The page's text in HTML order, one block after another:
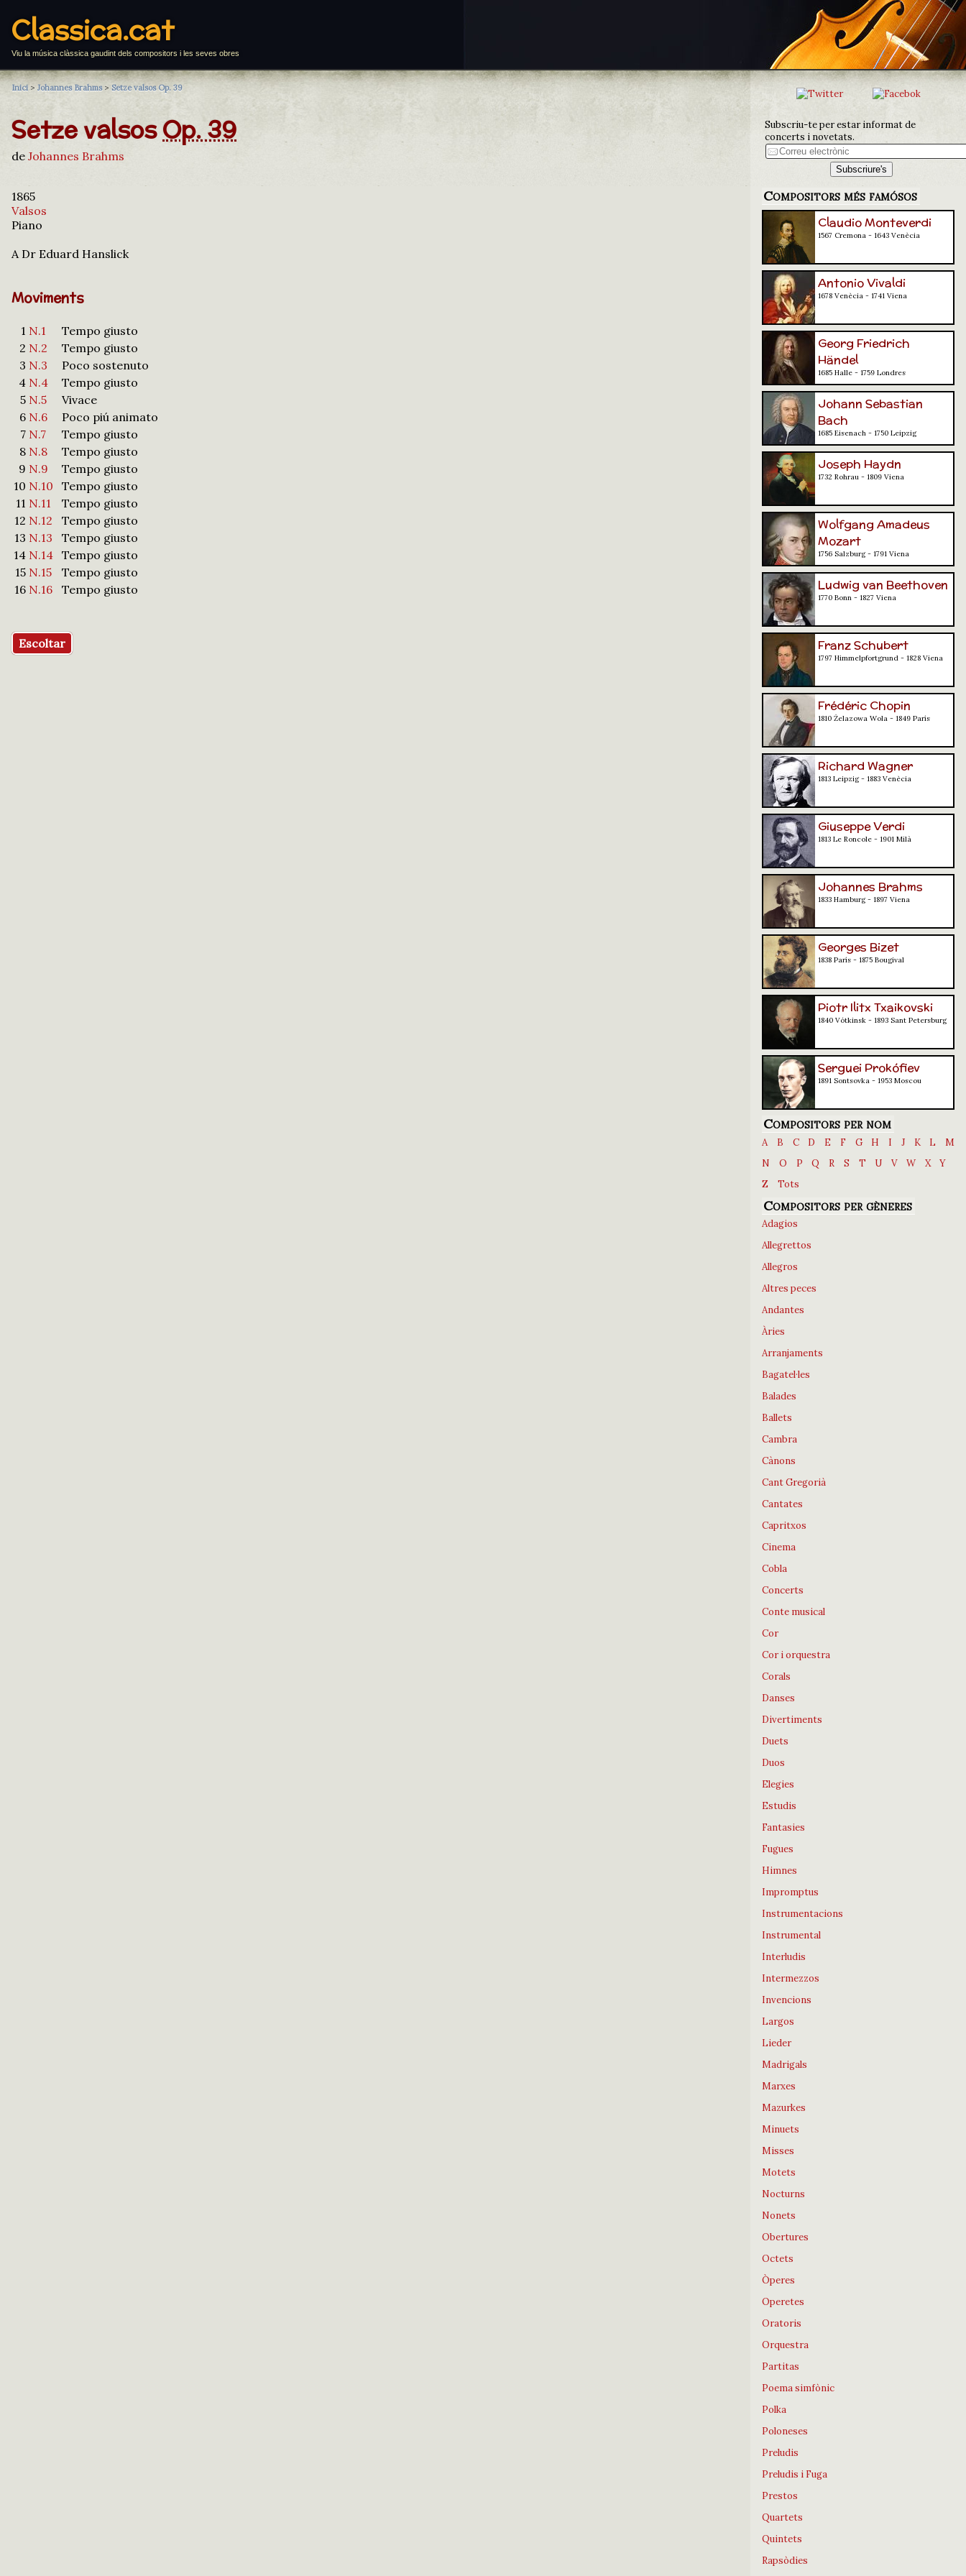
Classica.cat
Viu la música clàssica gaudint dels compositors i les seves obres
Inici> Johannes Brahms> Setze valsos Op. 39
Setze valsosOp. 39
de Johannes Brahms
1865
Valsos
Piano
A Dr Eduard Hanslick
Moviments
1 N.1
Tempo giusto
2 N.2
Tempo giusto
3 N.3
Poco sostenuto
4 N.4
Tempo giusto
5 N.5
Vivace
6 N.6
Poco piú animato
7 N.7
Tempo giusto
8 N.8
Tempo giusto
9 N.9
Tempo giusto
10 N.10
Tempo giusto
11 N.11
Tempo giusto
12 N.12
Tempo giusto
13 N.13
Tempo giusto
14 N.14 Tempo giusto
15 N.15
Tempo giusto
16 N.16 Tempo giusto
Escoltar
Subscriu-te per estar informat de
concerts i novetats.
Compositors més famósos
Claudio Monteverdi
1567 Cremona - 1643 Venècia
Antonio Vivaldi
1678 Venècia - 1741 Viena
Georg Friedrich
Händel
1685 Halle - 1759 Londres
Johann Sebastian
Bach
1685 Eisenach - 1750 Leipzig
Joseph Haydn
1732 Rohrau - 1809 Viena
Wolfgang Amadeus
Mozart
1756 Salzburg - 1791 Viena
Ludwig van Beethoven
1770 Bonn - 1827 Viena
Franz Schubert
1797 Himmelpfortgrund - 1828 Viena
Frédéric Chopin
1810 Żelazowa Wola - 1849 París
Richard Wagner
1813 Leipzig - 1883 Venècia
Giuseppe Verdi
1813 Le Roncole - 1901 Milà
Johannes Brahms
1833 Hamburg - 1897 Viena
Georges Bizet
1838 París - 1875 Bougival
Piotr Ilitx Txaikovski
1840 Vótkinsk - 1893 Sant Petersburg
Serguei Prokófiev
1891 Sontsovka - 1953 Moscou
Compositors per nom
A B C D E F G H I J K L
M
N
O P Q R S T U V W X
Y
Z
Tots
Compositors per gèneres
Adagios
Allegrettos
Allegros
Altres peces
Andantes
Àries
Arranjaments
Bagatel·les
Balades
Ballets
Cambra
Cànons
Cant Gregorià
Cantates
Capritxos
Cinema
Cobla
Concerts
Conte musical
Cor
Cor i orquestra
Corals
Danses
Divertiments
Duets
Duos
Elegies
Estudis
Fantasies
Fugues
Himnes
Impromptus
Instrumentacions
Instrumental
Interludis
Intermezzos
Invencions
Largos
Lieder
Madrigals
Marxes
Mazurkes
Minuets
Misses
Motets
Nocturns
Nonets
Obertures
Octets
Òperes
Operetes
Oratoris
Orquestra
Partitas
Poema simfònic
Polka
Poloneses
Preludis
Preludis i Fuga
Prestos
Quartets
Quintets
Rapsòdies